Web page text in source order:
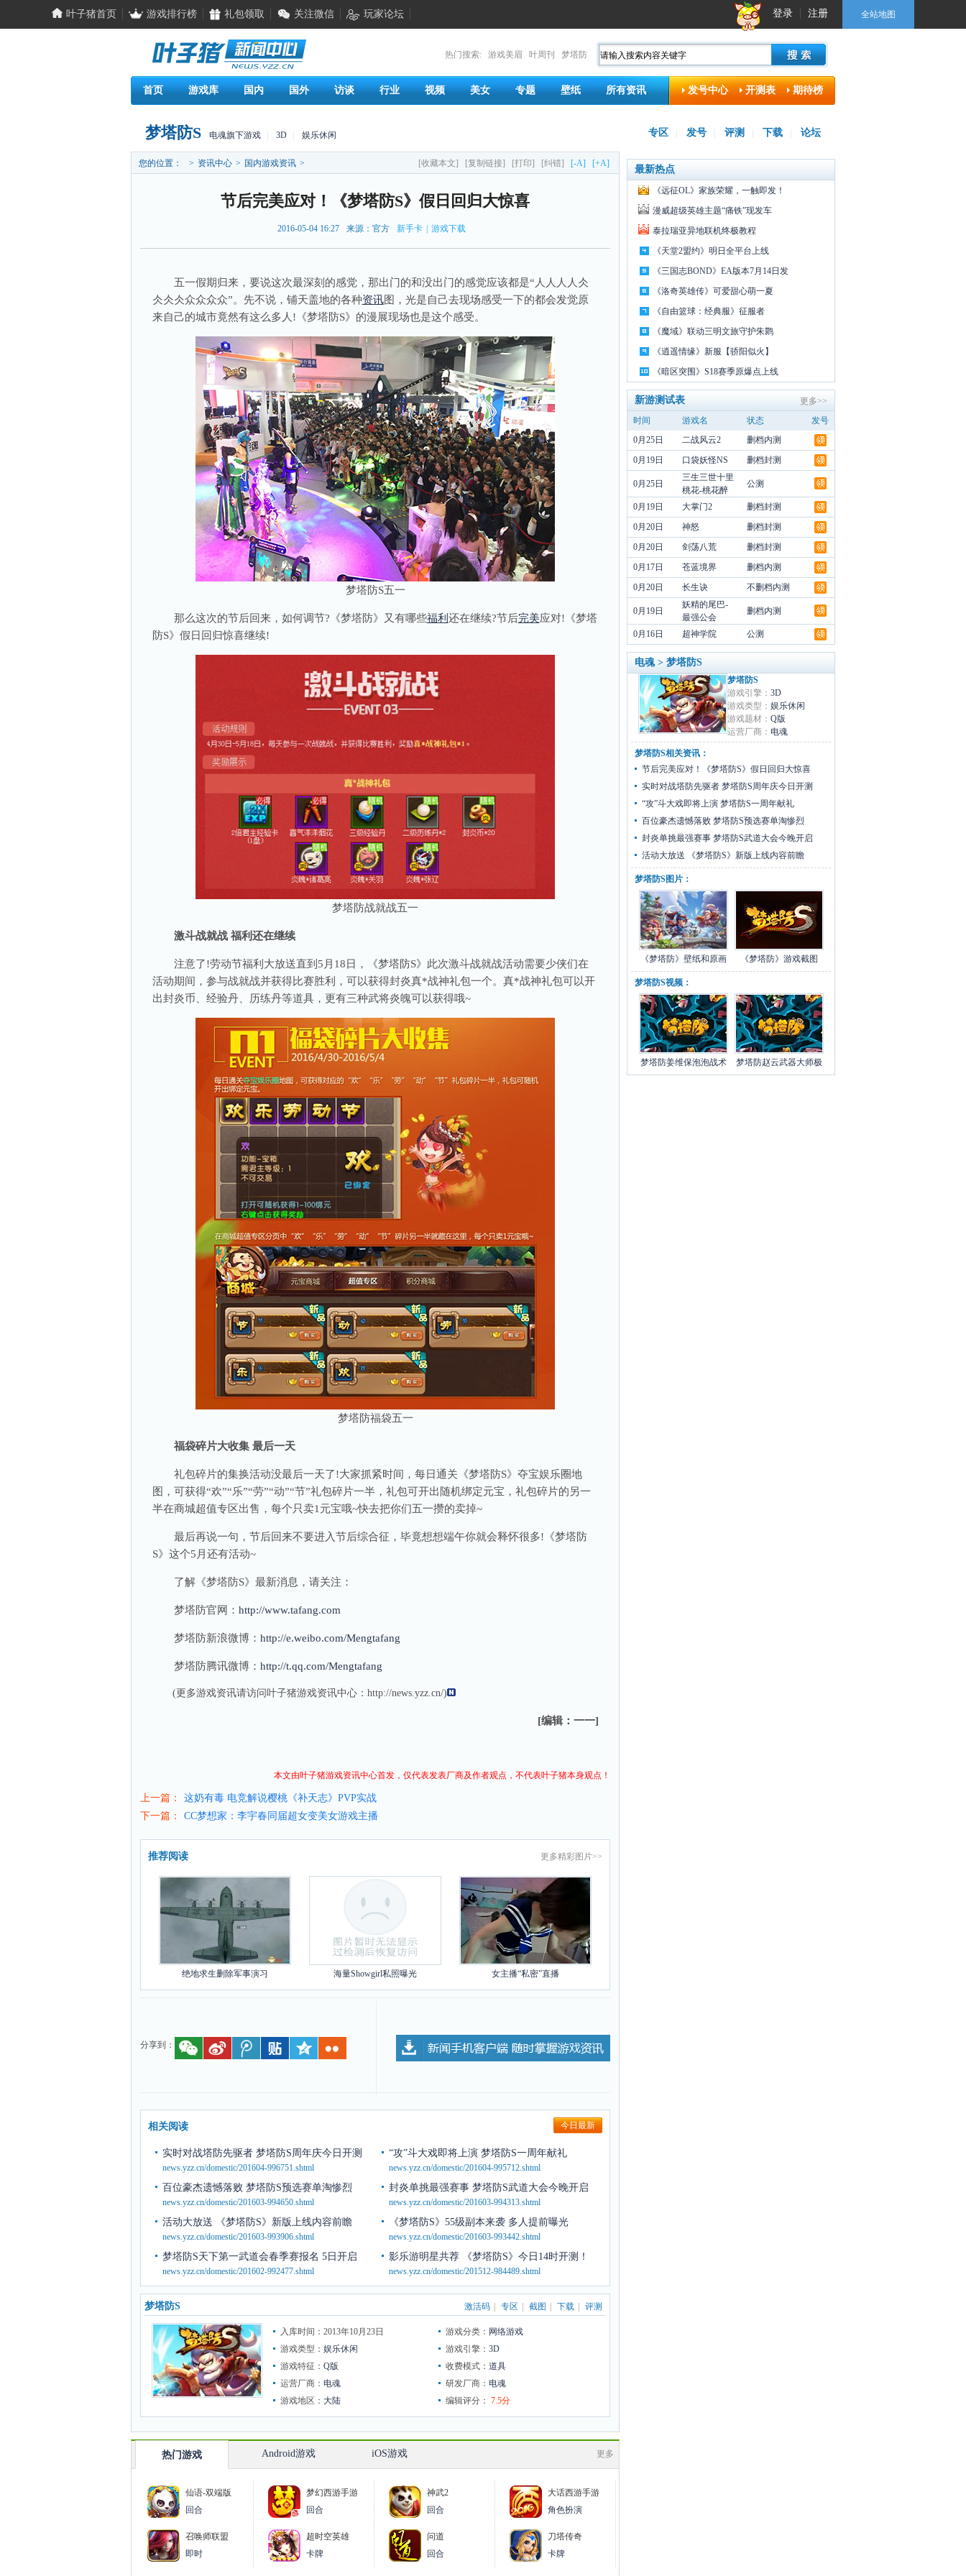
叶子猪首页 游戏排行榜 礼包领取 关注微信 玩家论坛 登录 注册 全站地图
热门搜索: 游戏美眉 叶周刊 梦塔防
首页 游戏库 国内 国外 访谈 行业 视频 美女 专题 壁纸 所有资讯 发号中心 开测表 期待榜
梦塔防S 电魂旗下游戏 3D 娱乐休闲 专区 发号 评测 下载 论坛
您的位置： > 资讯中心 > 国内游戏资讯 > [收藏本文] [复制链接] [打印] [纠错] [-A] [+A]
节后完美应对！《梦塔防S》假日回归大惊喜
2016-05-04 16:27 来源：官方 新手卡 游戏下载
五一假期归来，要说这次最深刻的感觉，那出门的和没出门的感觉应该都是“人人人人仌
仌仌仌众众众众”。先不说，铺天盖地的各种资讯图，光是自己去现场感受一下的都会发觉原
来自己的城市竟然有这么多人!《梦塔防S》的漫展现场也是这个感受。
梦塔防S五一
那么这次的节后回来，如何调节?《梦塔防》又有哪些福利 还在继续?节后完美应对!《梦塔
防S》假日回归惊喜继续!
梦塔防战就战五一
激斗战就战 福利还在继续
注意了!劳动节福利大放送直到5月18日，《梦塔防S》此次激斗战就战活动需要少侠们在
活动期间，参与战就战并获得比赛胜利，可以获得封炎真*战神礼包一个。真*战神礼包可以开
出封炎币、经验丹、历练丹等道具，更有三种武将炎魄可以获得哦~
梦塔防福袋五一
福袋碎片大收集 最后一天
礼包碎片的集换活动没最后一天了!大家抓紧时间，每日通关《梦塔防S》夺宝娱乐圈地
图，可获得“欢”“乐”“劳”“动”“节”礼包碎片一半，礼包可开出随机绑定元宝，礼包碎片的另一
半在商城超值专区出售，每个只卖1元宝哦~快去把你们五一攒的卖掉~
最后再说一句，节后回来不要进入节后综合征，毕竟想想端午你就会释怀很多!《梦塔防
S》这个5月还有活动~
了解《梦塔防S》最新消息，请关注：
梦塔防官网： http://www.tafang.com
梦塔防新浪微博： http://e.weibo.com/Mengtafang
梦塔防腾讯微博： http://t.qq.com/Mengtafang
(更多游戏资讯请访问叶子猪游戏资讯中心： http://news.yzz.cn/)
[编辑：一一]
本文由叶子猪游戏资讯中心首发，仅代表发表厂商及作者观点，不代表叶子猪本身观点！
上一篇：
这奶有毒 电竞解说樱桃《补天志》PVP实战
下一篇：
CC梦想家：李宇春同届超女变美女游戏主播
推荐阅读 更多精彩图片>>
绝地求生删除军事演习 海量Showgirl私照曝光 女主播“私密”直播
分享到：
相关阅读 今日最新
实时对战塔防先驱者 梦塔防S周年庆今日开测
news.yzz.cn/domestic/201604-996751.shtml
“攻”斗大戏即将上演 梦塔防S一周年献礼
news.yzz.cn/domestic/201604-995712.shtml
百位豪杰遗憾落败 梦塔防S预选赛单淘惨烈
news.yzz.cn/domestic/201603-994650.shtml
封炎单挑最强赛事 梦塔防S武道大会今晚开启
news.yzz.cn/domestic/201603-994313.shtml
活动大放送 《梦塔防S》新版上线内容前瞻
news.yzz.cn/domestic/201603-993906.shtml
《梦塔防S》55级副本来袭 多人提前曝光
news.yzz.cn/domestic/201603-993442.shtml
梦塔防S天下第一武道会春季赛报名 5日开启
news.yzz.cn/domestic/201602-992477.shtml
影乐游明星共荐 《梦塔防S》今日14时开测！
news.yzz.cn/domestic/201512-984489.shtml
梦塔防S 激活码 专区 截图 下载 评测
入库时间：2013年10月23日 游戏分类： 网络游戏
游戏类型： 娱乐休闲 游戏引擎： 3D
游戏特征： Q版 收费模式： 道具
运营厂商： 电魂 研发厂商： 电魂
游戏地区： 大陆 编辑评分： 7.5分
更多
热门游戏 Android游戏 iOS游戏
仙语-双端版
回合
梦幻西游手游
回合
神武2
回合
大话西游手游
角色扮演
召唤师联盟
即时
超时空英雄
卡牌
问道
回合
刀塔传奇
卡牌
最新热点
《远征OL》家族荣耀，一触即发！
漫威超级英雄主题“痛铁”现发车
泰拉瑞亚异地联机终极教程
《天堂2盟约》明日全平台上线
《三国志BOND》EA版本7月14日发
《洛奇英雄传》可爱甜心萌一夏
《自由篮球：经典服》征服者
《魔域》联动三明文旅守护朱鹮
《逍遥情缘》新服【骄阳似火】
《暗区突围》S18赛季原爆点上线
新游测试表
更多>>
时间
游戏名 状态
发号
0月25日
二战风云2 删档内测
领
0月19日 口袋妖怪NS 删档封测
0月25日
三生三世十里
桃花-桃花醉
公测
0月19日 大掌门2 删档封测
0月20日 神怒 删档封测
0月20日 剑荡八荒 删档封测
0月17日 苍蓝境界 删档内测
0月20日 长生诀 不删档内测
0月19日
妖精的尾巴-
最强公会
删档内测
0月16日 超神学院 公测
电魂 > 梦塔防S
梦塔防S
游戏引擎： 3D
游戏类型： 娱乐休闲
游戏题材： Q版
运营厂商： 电魂
梦塔防S相关资讯：
节后完美应对！《梦塔防S》假日回归大惊喜
实时对战塔防先驱者 梦塔防S周年庆今日开测
“攻”斗大戏即将上演 梦塔防S一周年献礼
百位豪杰遗憾落败 梦塔防S预选赛单淘惨烈
封炎单挑最强赛事 梦塔防S武道大会今晚开启
活动大放送 《梦塔防S》新版上线内容前瞻
梦塔防S图片：
《梦塔防》壁纸和原画 《梦塔防》游戏截图
梦塔防S视频：
梦塔防姜维保泡泡战术 梦塔防赵云武器大师极